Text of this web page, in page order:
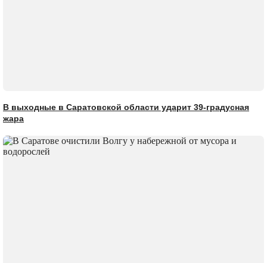
В выходные в Саратовской области ударит 39-градусная
жара